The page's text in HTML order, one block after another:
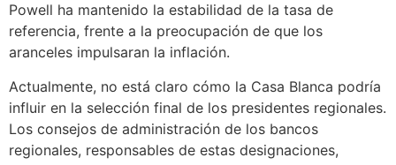
Powell ha mantenido la estabilidad de la tasa de
referencia, frente a la preocupación de que los
aranceles impulsaran la inflación.
Actualmente, no está claro cómo la Casa Blanca podría
influir en la selección final de los presidentes regionales.
Los consejos de administración de los bancos
regionales, responsables de estas designaciones,